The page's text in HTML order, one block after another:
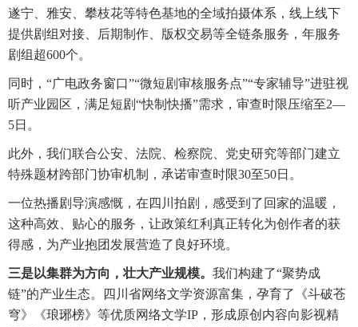
遂宁、雅安、攀枝花等特色基地的全域拍摄体系，线上线下
提供剧组对接、后期制作、版权交易等全链条服务，年服务
剧组超600个。
同时，“广电政务窗口”“微短剧审核服务点”“专家辅导”进驻视
听产业园区，满足短剧“快制快播”需求，审查时限压缩至2—
5日。
此外，我们联合公安、法院、检察院、党史研究等部门建立
特殊题材跨部门协审机制，承诺审查时限30至50日。
一位热播剧导演感慨，在四川拍剧，感受到了回家的温暖，
这种高效、贴心的服务，让政策红利真正转化为创作者的获
得感，为产业抱团发展营造了良好环境。
三是以集群为方向，壮大产业规模。 我们构建了“聚势成
链”的产业生态。四川省网络文学资源富集，孕育了《斗破苍
穹》《琅琊榜》等优质网络文学IP，形成原创内容向影视精